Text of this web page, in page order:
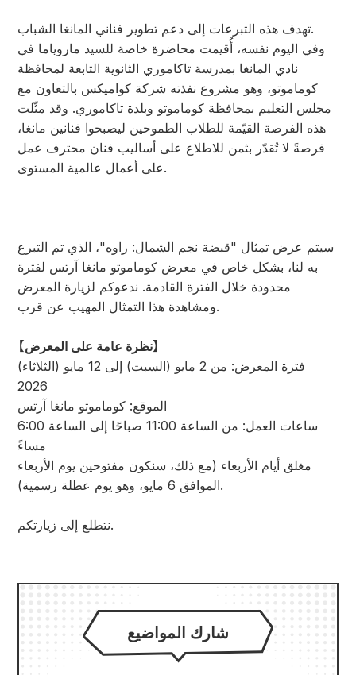
تهدف هذه التبرعات إلى دعم تطوير فناني المانغا الشباب.
وفي اليوم نفسه، أُقيمت محاضرة خاصة للسيد ماروياما في
نادي المانغا بمدرسة تاكاموري الثانوية التابعة لمحافظة
كوماموتو، وهو مشروع نفذته شركة كواميكس بالتعاون مع
مجلس التعليم بمحافظة كوماموتو وبلدة تاكاموري. وقد مثّلت
هذه الفرصة القيّمة للطلاب الطموحين ليصبحوا فنانين مانغا،
فرصةً لا تُقدّر بثمن للاطلاع على أساليب فنان محترف عمل
على أعمال عالمية المستوى.
سيتم عرض تمثال "قبضة نجم الشمال: راوه"، الذي تم التبرع
به لنا، بشكل خاص في معرض كوماموتو مانغا آرتس لفترة
محدودة خلال الفترة القادمة. ندعوكم لزيارة المعرض
ومشاهدة هذا التمثال المهيب عن قرب.
【نظرة عامة على المعرض】
فترة المعرض: من 2 مايو (السبت) إلى 12 مايو (الثلاثاء)
2026
الموقع: كوماموتو مانغا آرتس
ساعات العمل: من الساعة 11:00 صباحًا إلى الساعة 6:00
مساءً
مغلق أيام الأربعاء (مع ذلك، سنكون مفتوحين يوم الأربعاء
الموافق 6 مايو، وهو يوم عطلة رسمية).
نتطلع إلى زيارتكم.
شارك المواضيع